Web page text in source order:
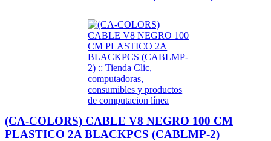
(CA-COLORS) CABLE V8 NEGRO 100 CM
PLASTICO 2A BLACKPCS (CABLMP-2)